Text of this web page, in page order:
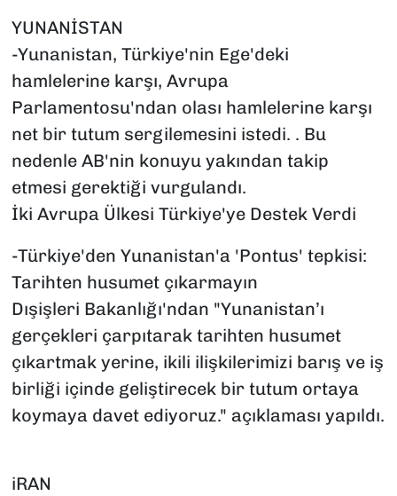
YUNANİSTAN
-Yunanistan, Türkiye'nin Ege'deki
hamlelerine karşı, Avrupa
Parlamentosu'ndan olası hamlelerine karşı
net bir tutum sergilemesini istedi. . Bu
nedenle AB'nin konuyu yakından takip
etmesi gerektiği vurgulandı.
İki Avrupa Ülkesi Türkiye'ye Destek Verdi
-Türkiye'den Yunanistan'a 'Pontus' tepkisi:
Tarihten husumet çıkarmayın
Dışişleri Bakanlığı'ndan "Yunanistan’ı
gerçekleri çarpıtarak tarihten husumet
çıkartmak yerine, ikili ilişkilerimizi barış ve iş
birliği içinde geliştirecek bir tutum ortaya
koymaya davet ediyoruz." açıklaması yapıldı.
iRAN